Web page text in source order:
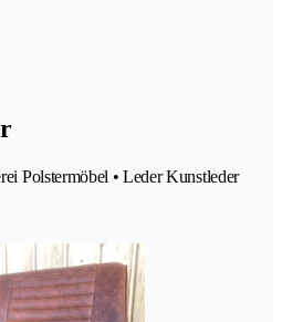
Polstermöbel • Leder Kunstleder